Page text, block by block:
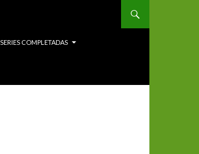
SERIES COMPLETADAS